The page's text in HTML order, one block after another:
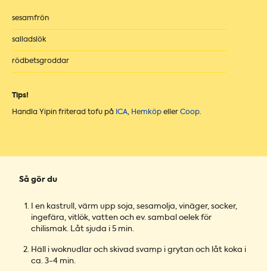
sesamfrön
salladslök
rödbetsgroddar
Tips!
Handla Yipin friterad tofu på ICA, Hemköp eller Coop.
Så gör du
I en kastrull, värm upp soja, sesamolja, vinäger, socker,
ingefära, vitlök, vatten och ev. sambal oelek för
chilismak. Låt sjuda i 5 min.
Häll i woknudlar och skivad svamp i grytan och låt koka i
ca. 3-4 min.